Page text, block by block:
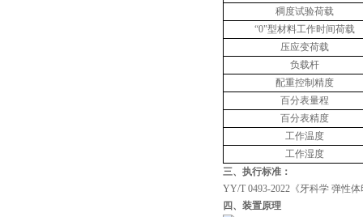
稠度试验荷载
“0"型材料工作时间荷载
压应变荷载
负载杆
配重控制精度
百分表量程
百分表精度
工作温度
工作湿度
三、执行标准 ：
YY/T 0493-2022 《牙科学 弹性
四、装置原理